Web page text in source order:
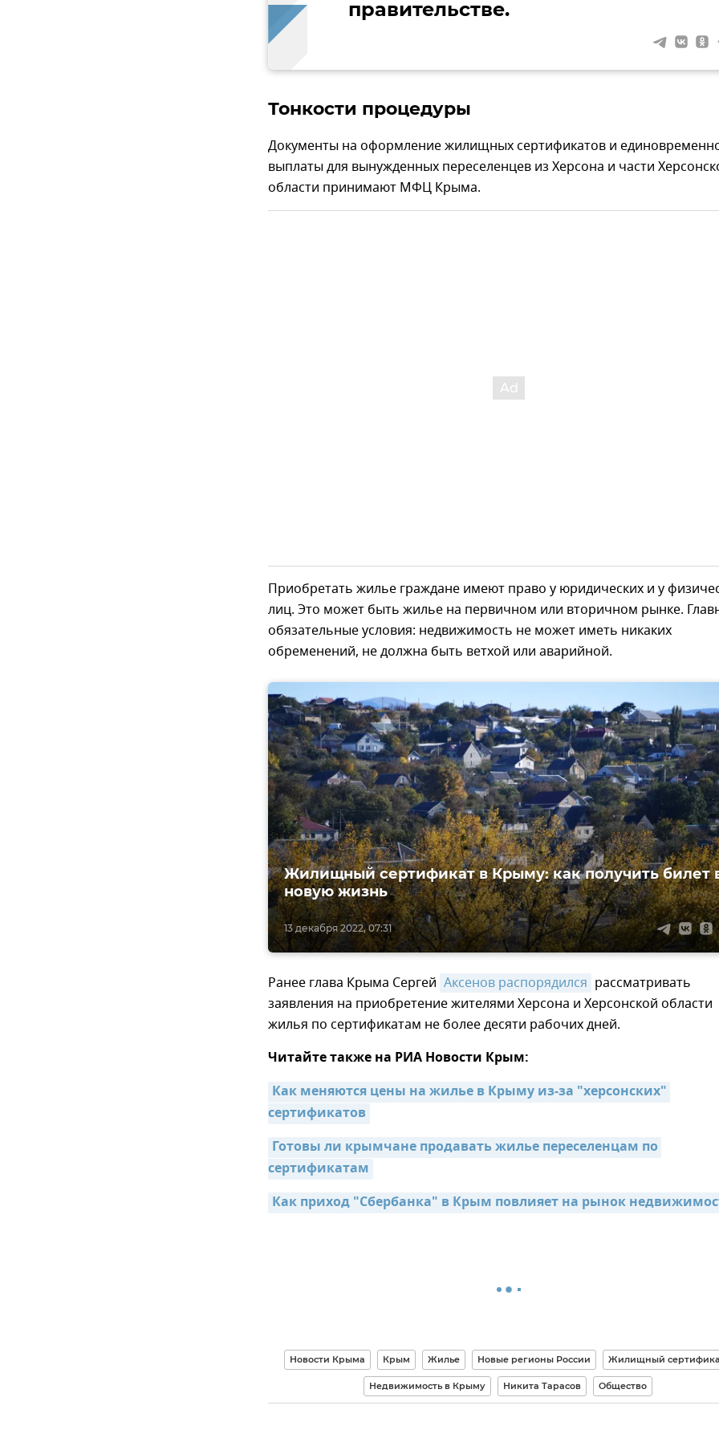
правительстве.
Тонкости процедуры
Документы на оформление жилищных сертификатов и
выплаты для вынужденных переселенцев из Херсона и части
области принимают МФЦ Крыма.
Приобретать жилье граждане имеют право у юридических и у
лиц. Это может быть жилье на первичном или вторичном рынке.
обязательные условия: недвижимость не может иметь никаких
обременений, не должна быть ветхой или аварийной.
13 декабря 2022, 07:31
Жилищный сертификат в Крыму: как получить билет
новую жизнь
Ранее глава Крыма Сергей Аксенов распорядился рассматривать
заявления на приобретение жителями Херсона и Херсонской области
жилья по сертификатам не более десяти рабочих дней.
Читайте также на РИА Новости Крым:
Как меняются цены на жилье в Крыму из-за "херсонских"
сертификатов
Готовы ли крымчане продавать жилье переселенцам по
сертификатам
Как приход "Сбербанка" в Крым повлияет на рынок
Новости Крыма Крым Жилье Новые регионы России Жилищный
Недвижимость в Крыму Никита Тарасов Общество